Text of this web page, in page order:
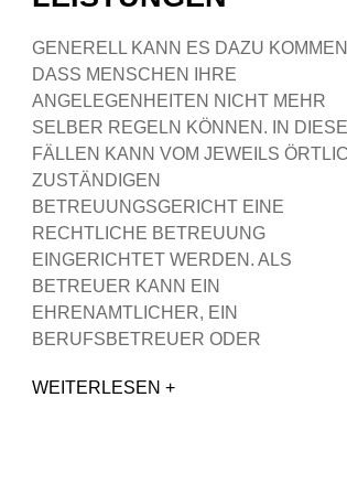
GENERELL KANN ES DAZU
DASS MENSCHEN IHRE
ANGELEGENHEITEN NICHT MEHR
SELBER REGELN KÖNNEN. IN
FÄLLEN KANN VOM JEWEILS
ZUSTÄNDIGEN
BETREUUNGSGERICHT EINE
RECHTLICHE BETREUUNG
EINGERICHTET WERDEN. ALS
BETREUER KANN EIN
EHRENAMTLICHER, EIN
BERUFSBETREUER ODER
WEITERLESEN +